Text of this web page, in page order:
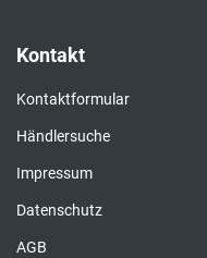
Kontakt
Kontaktformular
Händlersuche
Impressum
Datenschutz
AGB